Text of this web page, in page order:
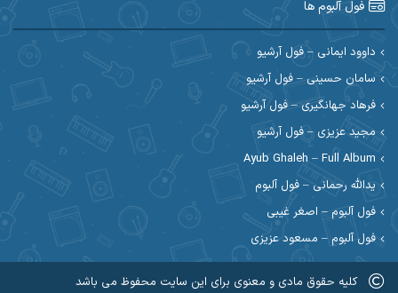
احسان مرادیان احمد اسلامی
احمد بیرانوند
احمد صحراییان
احمد نازدار احمد نوریان
احمدرضا امرایی
ارسلان منصوری ارسی بند
اسماعیل منتی
فول آلبوم ها
داوود ایمانی – فول آرشیو
سامان حسینی – فول آرشیو
فرهاد جهانگیری – فول آرشیو
مجید عزیزی – فول آرشیو
Ayub Ghaleh – Full Album
یدالله رحمانی – فول آلبوم
فول آلبوم – اصغر غیبی
فول آلبوم – مسعود عزیزی
کلیه حقوق مادی و معنوی برای این سایت محفوظ می باشد